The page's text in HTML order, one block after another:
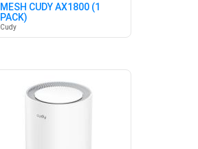
MESH CUDY AX1800 (1
PACK)
Cudy